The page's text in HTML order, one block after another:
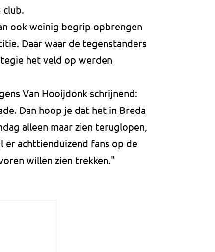
club.
ook weinig begrip opbrengen
Daar waar de tegenstanders
het veld op werden
Van Hooijdonk schrijnend:
Dan hoop je dat het in Breda
alleen maar zien teruglopen,
er achttienduizend fans op de
willen zien trekken."